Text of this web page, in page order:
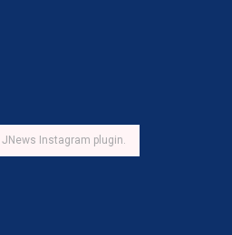
Instagram plugin.